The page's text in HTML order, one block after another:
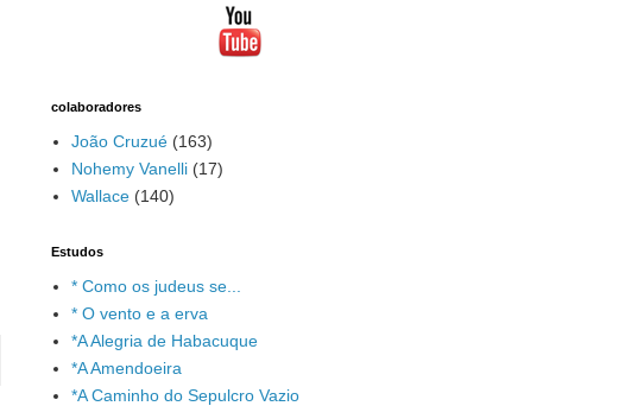
colaboradores
João Cruzué (163)
Nohemy Vanelli (17)
Wallace (140)
Estudos
* Como os judeus se...
* O vento e a erva
*A Alegria de Habacuque
*A Amendoeira
*A Caminho do Sepulcro Vazio